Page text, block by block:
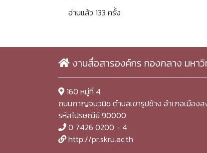
อ่านแล้ว 133 ครั้ง
งานสื่อสารองค์กร กองกลาง มหา
160 หมู่ที่ 4
ถนนกาญจนวนิช ตำบลเขารูปช้าง อำเภอเมือง
รหัสไปรษณีย์ 90000
0 7426 0200 - 4
http://pr.skru.ac.th